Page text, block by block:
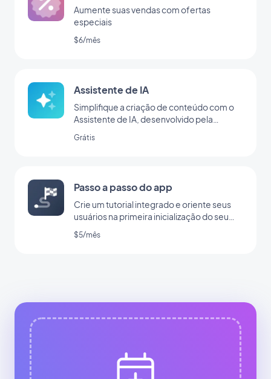
Aumente suas vendas com ofertas
especiais
$6/mês
Assistente de IA
Simplifique a criação de conteúdo com o
Assistente de IA, desenvolvido pela
Grátis
Passo a passo do app
Crie um tutorial integrado e oriente seus
usuários na primeira inicialização do seu
app
$5/mês